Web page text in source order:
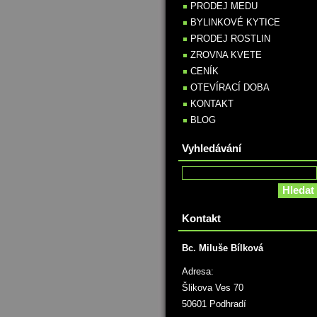
PRODEJ MEDU
BYLINKOVÉ KYTICE
PRODEJ ROSTLIN
ZROVNA KVETE
CENÍK
OTEVÍRACÍ DOBA
KONTAKT
BLOG
Vyhledávání
Kontakt
Bc. Miluše Bílková
Adresa:
Šlikova Ves 70
50601 Podhradí